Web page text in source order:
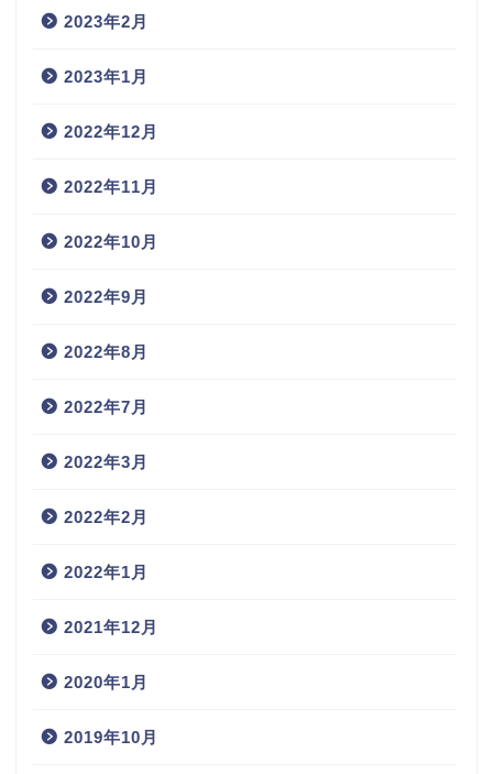
2023年2月
2023年1月
2022年12月
2022年11月
2022年10月
2022年9月
2022年8月
2022年7月
2022年3月
2022年2月
2022年1月
2021年12月
2020年1月
2019年10月